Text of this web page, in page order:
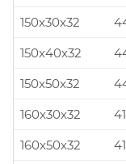
150x30x32
150x40x32
150x50x32
160x30x32
160x50x32